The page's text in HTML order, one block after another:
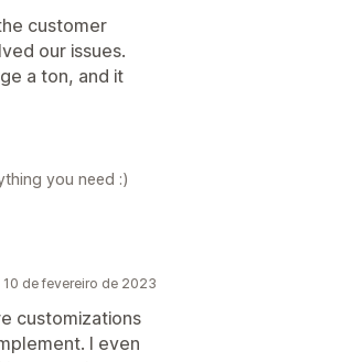
customer
our issues.
a ton, and it
you need :)
10 de fevereiro de 2023
customizations
I even